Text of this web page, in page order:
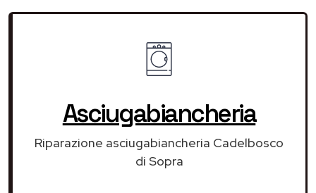
Asciugabiancheria
Riparazione asciugabiancheria Cadelbosco
di Sopra